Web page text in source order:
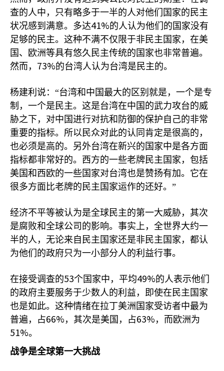
查的人中，只有略多于一半的人对他们国家的民主
状况感到满意。多达41%的人认为他们的国家没有
足够的民主。这种不满不仅限于非民主国家，在美
国、欧洲等具有悠久民主传统的国家也非常普遍。
然而， 73%的台湾人认为台湾是民主的。
杨建利说：“台湾和中国最大的区别就是，一个是专
制，一个是民主。这是台湾在中国的武力攻台的威
胁之下，对中国进行对抗和防御的保护自己的非常
重要的指标。所以民众对此的认同肯定是很高的，
也必须是高的。另外台湾在新兴的国家中是各方面
指标都非常好的。西方的一些老牌民主国家，包括
美国和西欧的一些国家对台湾也是赞扬有加。它在
很多方面比老牌的民主国家运作的还好。”
经济不平等被认为是全球民主的第一大威胁，其次
是腐败和全球公司的影响。事实上，全世界大约一
半的人，无论来自民主国家还是非民主国家，都认
为他们的政府只为一小部分人的利益行事。
在接受调查的53个国家中，平均49%的人表示他们
的政府主要服务于少数人的利益，即使在民主国家
也是如此。这种情绪在拉丁美洲国家受访者中最为
普遍，占66% ，其次是美国，占63% ，而欧洲为
51%。
战争是全球第一大挑战